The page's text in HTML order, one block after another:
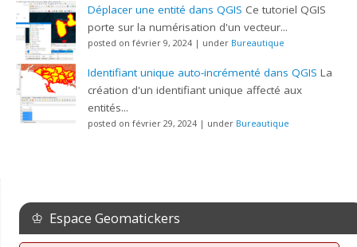
Déplacer une entité dans QGIS Ce tutoriel QGIS
porte sur la numérisation d'un vecteur...
posted on février 9, 2024 | under Bureautique
Identifiant unique auto-incrémenté dans QGIS La
création d'un identifiant unique affecté aux
entités...
posted on février 29, 2024 | under Bureautique
♔ Espace Geomatickers